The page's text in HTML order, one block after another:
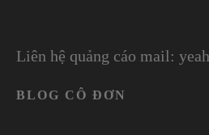
Liên hệ quảng cáo mail:
BLOG CÔ ĐƠN